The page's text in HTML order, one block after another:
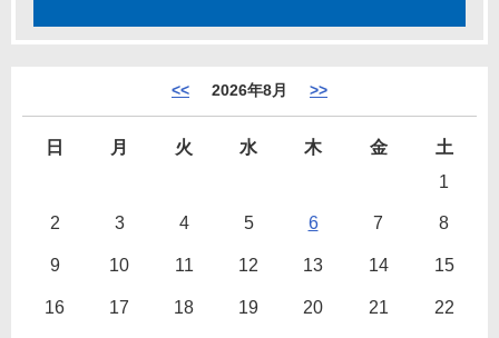
<< 2026年8月 >>
日 月 火 水 木 金
土
1
2 3 4 5 6 7 8
9 10 11 12 13 14 15
16 17 18 19 20 21 22